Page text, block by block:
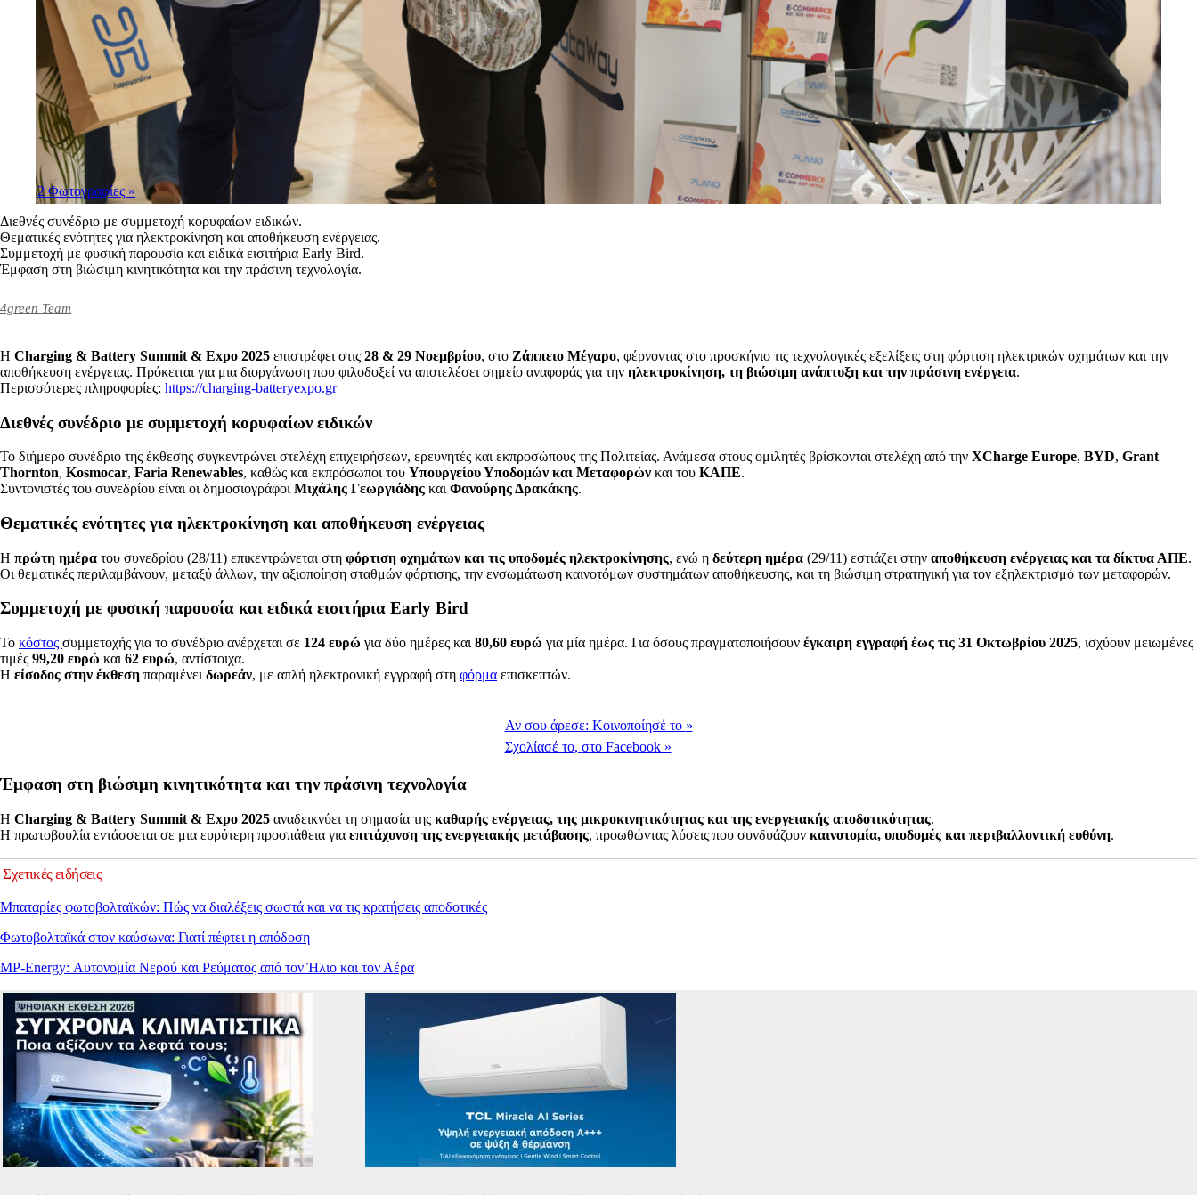
2 Φωτογραφίες »
Διεθνές συνέδριο με συμμετοχή κορυφαίων ειδικών.
Θεματικές ενότητες για ηλεκτροκίνηση και αποθήκευση ενέργειας.
Συμμετοχή με φυσική παρουσία και ειδικά εισιτήρια Early Bird.
Έμφαση στη βιώσιμη κινητικότητα και την πράσινη τεχνολογία.
4green Team
Η Charging & Battery Summit & Expo 2025 επιστρέφει στις 28 & 29 Νοεμβρίου, στο Ζάππειο Μέγαρο, φέρνοντας στο προσκήνιο τις τεχνολογικές εξελίξεις στη φόρτιση ηλεκτρικών οχημάτων και την
αποθήκευση ενέργειας. Πρόκειται για μια διοργάνωση που φιλοδοξεί να αποτελέσει σημείο αναφοράς για την ηλεκτροκίνηση, τη βιώσιμη ανάπτυξη και την πράσινη ενέργεια.
Περισσότερες πληροφορίες: https://charging-batteryexpo.gr
Διεθνές συνέδριο με συμμετοχή κορυφαίων ειδικών
Το διήμερο συνέδριο της έκθεσης συγκεντρώνει στελέχη επιχειρήσεων, ερευνητές και εκπροσώπους της Πολιτείας. Ανάμεσα στους ομιλητές βρίσκονται στελέχη από την XCharge Europe, BYD, Grant
Thornton, Kosmocar, Faria Renewables, καθώς και εκπρόσωποι του Υπουργείου Υποδομών και Μεταφορών και του ΚΑΠΕ.
Συντονιστές του συνεδρίου είναι οι δημοσιογράφοι Μιχάλης Γεωργιάδης και Φανούρης Δρακάκης.
Θεματικές ενότητες για ηλεκτροκίνηση και αποθήκευση ενέργειας
Η πρώτη ημέρα του συνεδρίου (28/11) επικεντρώνεται στη φόρτιση οχημάτων και τις υποδομές ηλεκτροκίνησης, ενώ η δεύτερη ημέρα (29/11) εστιάζει στην αποθήκευση ενέργειας και τα δίκτυα ΑΠΕ.
Οι θεματικές περιλαμβάνουν, μεταξύ άλλων, την αξιοποίηση σταθμών φόρτισης, την ενσωμάτωση καινοτόμων συστημάτων αποθήκευσης, και τη βιώσιμη στρατηγική για τον εξηλεκτρισμό των μεταφορών.
Συμμετοχή με φυσική παρουσία και ειδικά εισιτήρια Early Bird
Το κόστος συμμετοχής για το συνέδριο ανέρχεται σε 124 ευρώ για δύο ημέρες και 80,60 ευρώ για μία ημέρα. Για όσους πραγματοποιήσουν έγκαιρη εγγραφή έως τις 31 Οκτωβρίου 2025, ισχύουν μειωμένες
τιμές 99,20 ευρώ και 62 ευρώ, αντίστοιχα.
Η είσοδος στην έκθεση παραμένει δωρεάν, με απλή ηλεκτρονική εγγραφή στη φόρμα επισκεπτών.
Αν σου άρεσε: Κοινοποίησέ το »
Σχολίασέ το, στο Facebook »
Έμφαση στη βιώσιμη κινητικότητα και την πράσινη τεχνολογία
Η Charging & Battery Summit & Expo 2025 αναδεικνύει τη σημασία της καθαρής ενέργειας, της μικροκινητικότητας και της ενεργειακής αποδοτικότητας.
Η πρωτοβουλία εντάσσεται σε μια ευρύτερη προσπάθεια για επιτάχυνση της ενεργειακής μετάβασης, προωθώντας λύσεις που συνδυάζουν καινοτομία, υποδομές και περιβαλλοντική ευθύνη.
Σχετικές ειδήσεις
Μπαταρίες φωτοβολταϊκών: Πώς να διαλέξεις σωστά και να τις κρατήσεις αποδοτικές
Φωτοβολταϊκά στον καύσωνα: Γιατί πέφτει η απόδοση
MP-Energy: Αυτονομία Νερού και Ρεύματος από τον Ήλιο και τον Αέρα